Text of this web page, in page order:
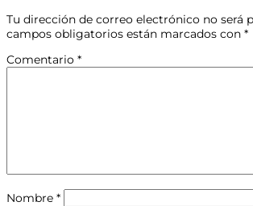
Tu dirección de correo electrónico no será
campos obligatorios están marcados con *
Comentario *
Nombre *